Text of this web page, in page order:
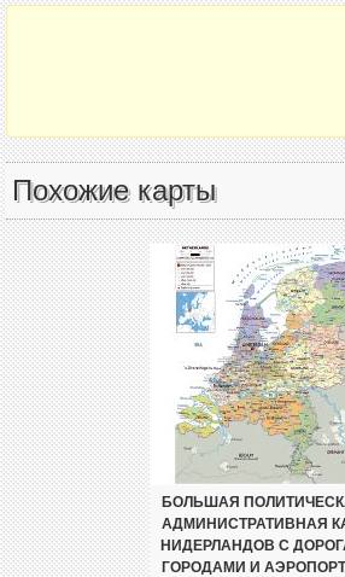
Похожие карты
БОЛЬШАЯ
АДМИНИСТРАТИВНАЯ
НИДЕРЛАНДОВ С
ГОРОДАМИ И